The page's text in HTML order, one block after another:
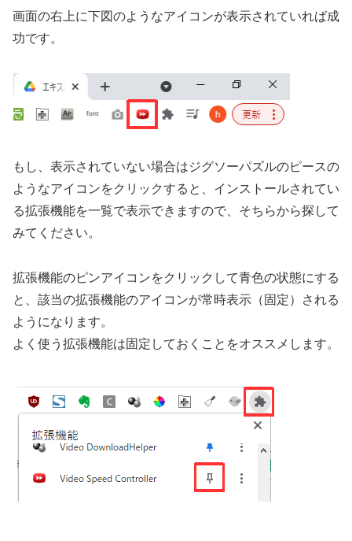
画面の右上に下図のようなアイコンが表示されていれば成
功です。
もし、表示されていない場合はジグソーパズルのピースの
ようなアイコンをクリックすると、インストールされてい
る拡張機能を一覧で表示できますので、そちらから探して
みてください。
拡張機能のピンアイコンをクリックして青色の状態にする
と、該当の拡張機能のアイコンが常時表示（固定）される
ようになります。
よく使う拡張機能は固定しておくことをオススメします。